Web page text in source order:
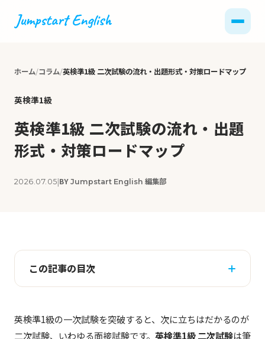
ホーム コラム 英検準1級 二次試験の流れ・出題形式・対策ロードマップ
英検準1級
英検準1級 二次試験の流れ・出題
形式・対策ロードマップ
2026.07.05|BY Jumpstart English 編集部
この記事の目次
英検準1級の一次試験を突破すると、次に立ちはだかるのが
二次試験、いわゆる面接試験です。 英検準1級 二次試験は筆